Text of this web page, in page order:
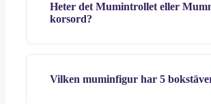
Heter det Mumintrollet eller
korsord?
Vilken muminfigur har 5